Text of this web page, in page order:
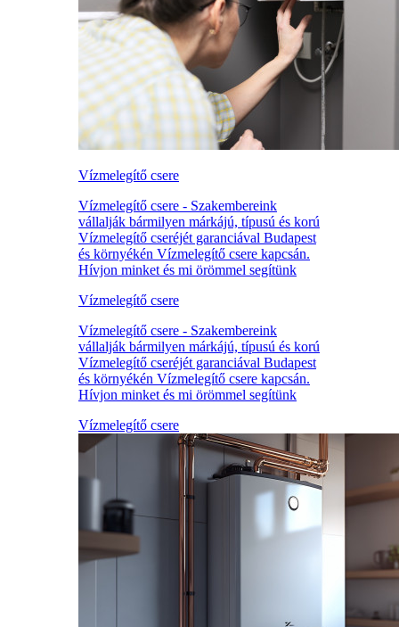
Vízmelegítő csere
Vízmelegítő csere - Szakembereink
vállalják bármilyen márkájú, típusú és korú
Vízmelegítő cseréjét garanciával Budapest
és környékén Vízmelegítő csere kapcsán.
Hívjon minket és mi örömmel segítünk
Vízmelegítő csere
Vízmelegítő csere - Szakembereink
vállalják bármilyen márkájú, típusú és korú
Vízmelegítő cseréjét garanciával Budapest
és környékén Vízmelegítő csere kapcsán.
Hívjon minket és mi örömmel segítünk
Vízmelegítő csere